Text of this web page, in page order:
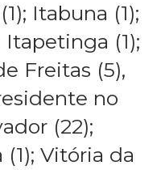
Itabuna (1);
Itapetinga (1);
Freitas (5),
no
(22);
Vitória da